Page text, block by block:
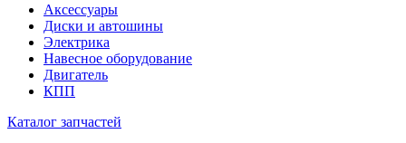
Аксессуары
Диски и автошины
Электрика
Навесное оборудование
Двигатель
КПП
Каталог запчастей